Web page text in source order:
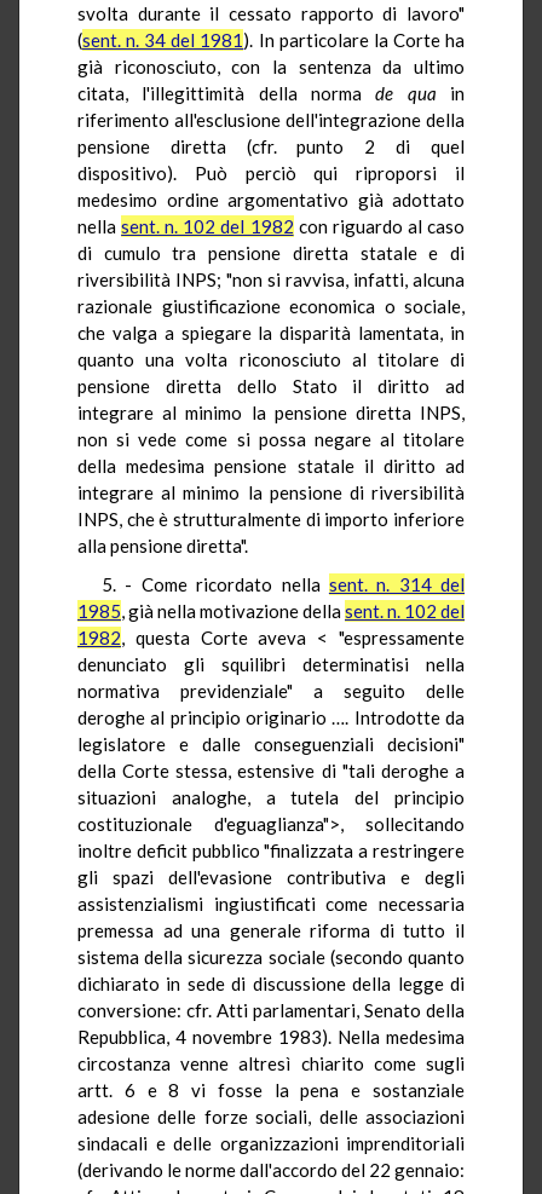
svolta durante il cessato rapporto di lavoro"
(sent. n. 34 del 1981). In particolare la Corte ha
già riconosciuto, con la sentenza da ultimo
citata, l'illegittimità della normade qua in
riferimento all'esclusione dell'integrazione della
pensione diretta (cfr. punto 2 di quel
dispositivo). Può perciò qui riproporsi il
medesimo ordine argomentativo già adottato
nellasent. n. 102 del 1982 con riguardo al caso
di cumulo tra pensione diretta statale e di
riversibilità INPS; "non si ravvisa, infatti, alcuna
razionale giustificazione economica o sociale,
che valga a spiegare la disparità lamentata, in
quanto una volta riconosciuto al titolare di
pensione diretta dello Stato il diritto ad
integrare al minimo la pensione diretta INPS,
non si vede come si possa negare al titolare
della medesima pensione statale il diritto ad
integrare al minimo la pensione di riversibilità
INPS, che è strutturalmente di importo inferiore
alla pensione diretta".
5. - Come ricordato nella sent. n. 314 del
1985, già nella motivazione dellasent. n. 102 del
1982, questa Corte aveva < "espressamente
denunciato gli squilibri determinatisi nella
normativa previdenziale" a seguito delle
deroghe al principio originario …. Introdotte da
legislatore e dalle conseguenziali decisioni"
della Corte stessa, estensive di "tali deroghe a
situazioni analoghe, a tutela del principio
costituzionale d'eguaglianza">, sollecitando
inoltre deficit pubblico "finalizzata a restringere
gli spazi dell'evasione contributiva e degli
assistenzialismi ingiustificati come necessaria
premessa ad una generale riforma di tutto il
sistema della sicurezza sociale (secondo quanto
dichiarato in sede di discussione della legge di
conversione: cfr. Atti parlamentari, Senato della
Repubblica, 4 novembre 1983). Nella medesima
circostanza venne altresì chiarito come sugli
artt. 6 e 8 vi fosse la pena e sostanziale
adesione delle forze sociali, delle associazioni
sindacali e delle organizzazioni imprenditoriali
(derivando le norme dall'accordo del 22 gennaio: